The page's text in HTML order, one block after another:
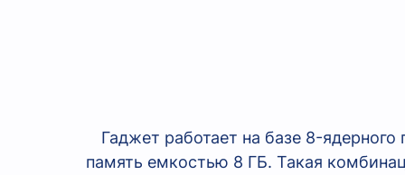
Гаджет работает на базе 8-
память емкостью 8 ГБ. Такая